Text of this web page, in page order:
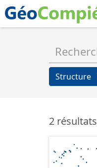
Structure
2 résultats